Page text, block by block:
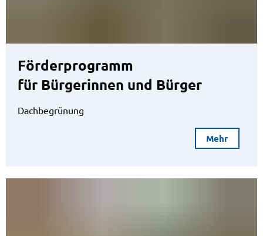
Förderprogramm
für Bürgerinnen und Bürger
Dachbegrünung
Mehr